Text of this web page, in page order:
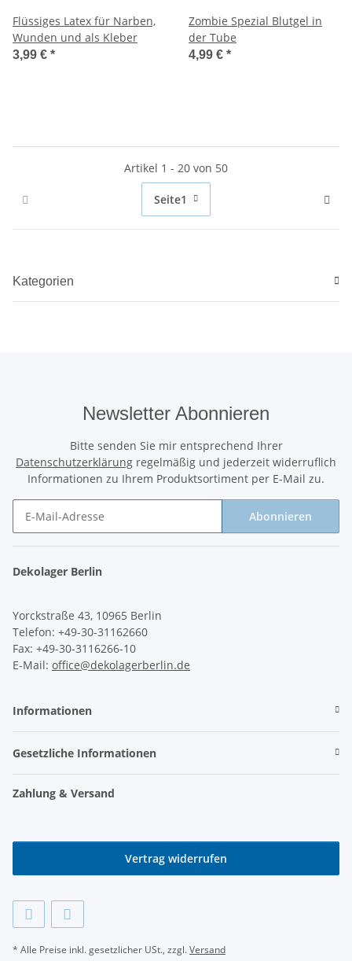
Flüssiges Latex für Narben,
Wunden und als Kleber
3,99 € *
Zombie Spezial Blutgel in
der Tube
4,99 € *
Artikel 1 - 20 von 50
Seite1
Kategorien
Newsletter Abonnieren
Bitte senden Sie mir entsprechend Ihrer
Datenschutzerklärung regelmäßig und jederzeit widerruflich
Informationen zu Ihrem Produktsortiment per E-Mail zu.
Abonnieren
Dekolager Berlin
Yorckstraße 43, 10965 Berlin
Telefon: +49-30-31162660
Fax: +49-30-3116266-10
E-Mail: office@dekolagerberlin.de
Informationen
Gesetzliche Informationen
Zahlung & Versand
Vertrag widerrufen
* Alle Preise inkl. gesetzlicher USt., zzgl.Versand